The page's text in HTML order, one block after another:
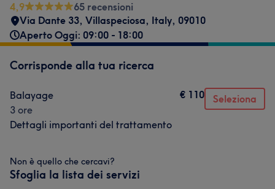
4,9
65 recensioni
Via Dante 33, Villaspeciosa, Italy, 09010
Aperto Oggi: 09:00 - 18:00
Corrisponde alla tua ricerca
Balayage
3 ore
Dettagli importanti del trattamento
€ 110 Seleziona
Non è quello che cercavi?
Sfoglia la lista dei servizi